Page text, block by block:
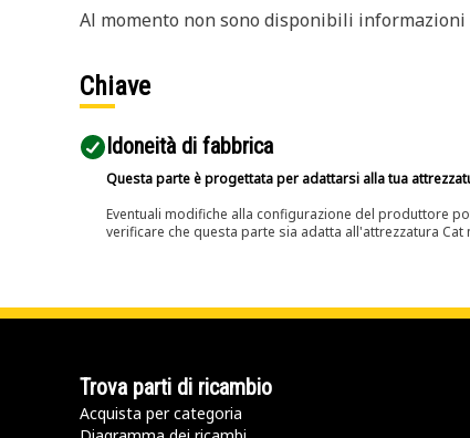
Al momento non sono disponibili
Chiave
Idoneità di fabbrica
Questa parte è progettata per adattarsi alla tua
Eventuali modifiche alla configurazione del produttore
verificare che questa parte sia adatta all'attrezzatura
Trova parti di ricambio
Acquista per categoria